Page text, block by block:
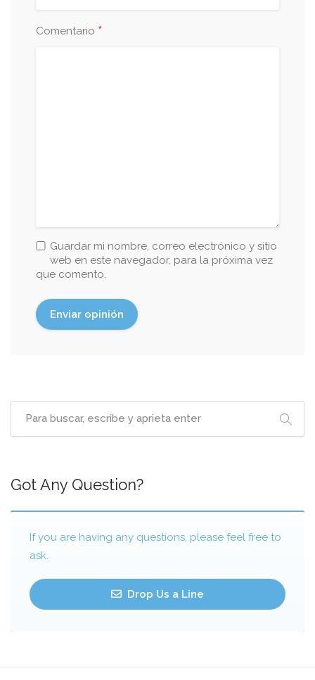
Comentario *
Guardar mi nombre, correo electrónico y sitio
web en este navegador, para la próxima vez
que comento.
Got Any Question?
If you are having any questions, please feel free to
ask.
Drop Us a Line